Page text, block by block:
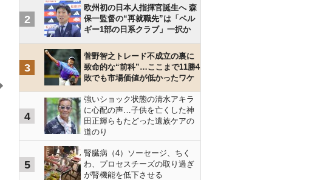
2
欧州初の日本人指揮官誕生へ 森
保一監督の“再就職先”は「ベル
ギー1部の日系クラブ」一択か
3
菅野智之トレード不成立の裏に
致命的な“前科”…ここまで11勝4
敗でも市場価値が低かったワケ
4
強いショック状態の清水アキラ
に心配の声…子供を亡くした神
田正輝らもたどった遺族ケアの
道のり
5
腎臓病（4）ソーセージ、ちく
わ、プロセスチーズの取り過ぎ
が腎機能を低下させる